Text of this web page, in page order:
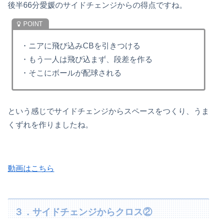
後半66分愛媛のサイドチェンジからの得点ですね。
・ニアに飛び込みCBを引きつける
・もう一人は飛び込まず、段差を作る
・そこにボールが配球される
という感じでサイドチェンジからスペースをつくり、うま
くずれを作りましたね。
動画はこちら
３．サイドチェンジからクロス②